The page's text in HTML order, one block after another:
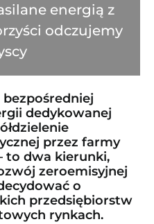
energią z
odczujemy
dedykowanej
przez farmy
to dwa kierunki,
zeroemisyjnej
o
przedsiębiorstw
rynkach.